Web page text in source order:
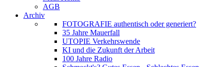
AGB
Archiv
FOTOGRAFIE authentisch oder generiert?
35 Jahre Mauerfall
UTOPIE Verkehrswende
KI und die Zukunft der Arbeit
100 Jahre Radio